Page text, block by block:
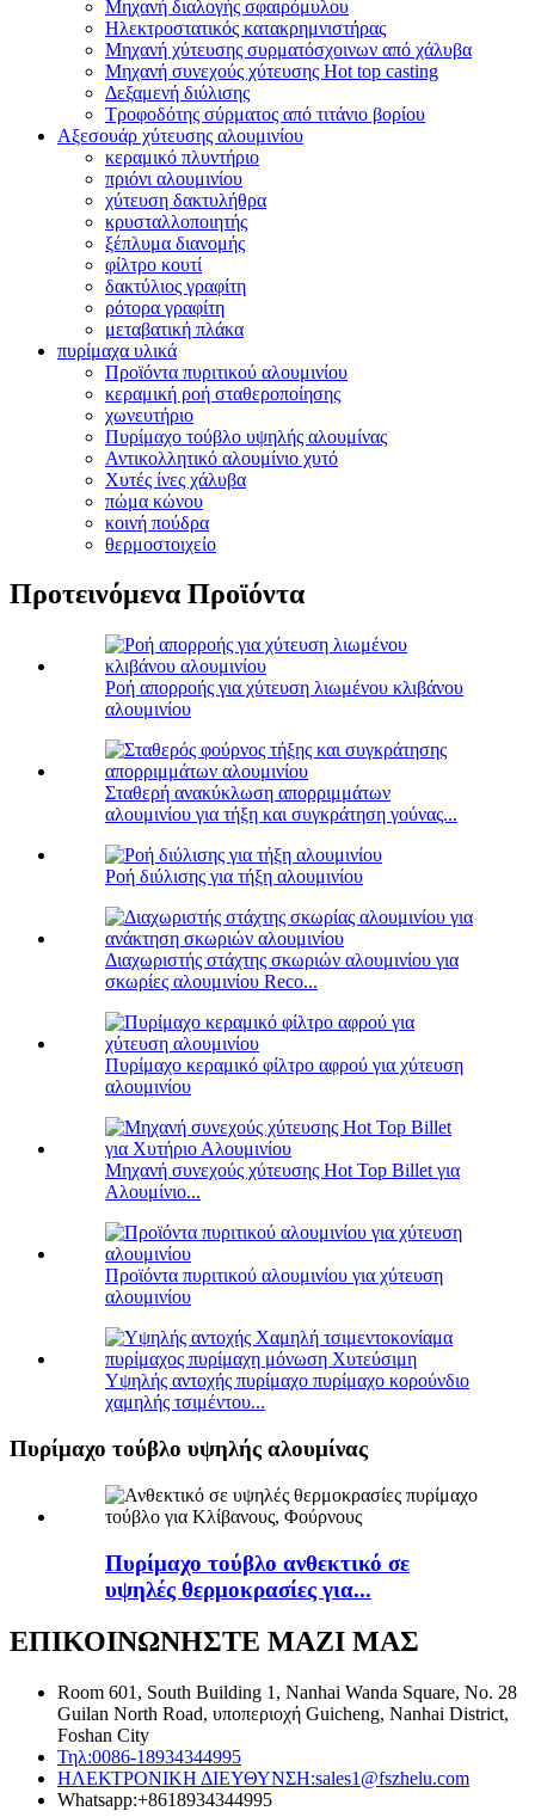
Μηχανή διαλογής σφαιρόμυλου
Ηλεκτροστατικός κατακρημνιστήρας
Μηχανή χύτευσης συρματόσχοινων από χάλυβα
Μηχανή συνεχούς χύτευσης Hot top casting
Δεξαμενή διύλισης
Τροφοδότης σύρματος από τιτάνιο βορίου
Αξεσουάρ χύτευσης αλουμινίου
κεραμικό πλυντήριο
πριόνι αλουμινίου
χύτευση δακτυλήθρα
κρυσταλλοποιητής
ξέπλυμα διανομής
φίλτρο κουτί
δακτύλιος γραφίτη
ρότορα γραφίτη
μεταβατική πλάκα
πυρίμαχα υλικά
Προϊόντα πυριτικού αλουμινίου
κεραμική ροή σταθεροποίησης
χωνευτήριο
Πυρίμαχο τούβλο υψηλής αλουμίνας
Αντικολλητικό αλουμίνιο χυτό
Χυτές ίνες χάλυβα
πώμα κώνου
κοινή πούδρα
θερμοστοιχείο
Προτεινόμενα Προϊόντα
Ροή απορροής για χύτευση λιωμένου κλιβάνου
αλουμινίου
Σταθερή ανακύκλωση απορριμμάτων
αλουμινίου για τήξη και συγκράτηση γούνας...
Ροή διύλισης για τήξη αλουμινίου
Διαχωριστής στάχτης σκωριών αλουμινίου για
σκωρίες αλουμινίου Reco...
Πυρίμαχο κεραμικό φίλτρο αφρού για χύτευση
αλουμινίου
Μηχανή συνεχούς χύτευσης Hot Top Billet για
Αλουμίνιο...
Προϊόντα πυριτικού αλουμινίου για χύτευση
αλουμινίου
Υψηλής αντοχής πυρίμαχο πυρίμαχο κορούνδιο
χαμηλής τσιμέντου...
Πυρίμαχο τούβλο υψηλής αλουμίνας
Πυρίμαχο τούβλο ανθεκτικό σε
υψηλές θερμοκρασίες για...
ΕΠΙΚΟΙΝΩΝΗΣΤΕ ΜΑΖΙ ΜΑΣ
Room 601, South Building 1, Nanhai Wanda Square, No. 28
Guilan North Road, υποπεριοχή Guicheng, Nanhai District,
Foshan City
Τηλ:0086-18934344995
ΗΛΕΚΤΡΟΝΙΚΗ ΔΙΕΥΘΥΝΣΗ:sales1@fszhelu.com
Whatsapp:+8618934344995